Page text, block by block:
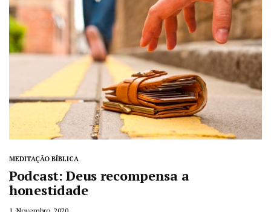
MEDITAÇÃO BÍBLICA
Podcast: Deus recompensa a
honestidade